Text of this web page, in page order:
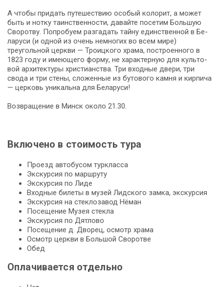
А что­бы придать путешествию осо­бый ко­ло­рит, а мо­жет
быть и нотку таинственности, давайте по­се­тим Большую
Своротву. Попробуем разгадать тай­ну единственной в Бе­
ла­ру­си (и одной из очень не­мно­гих во всем ми­ре)
треугольной церк­ви — Тро­иц­ко­го хра­ма, по­стро­ен­но­го в
1823 го­ду и имеющего фор­му, не характерную для куль­то­
вой ар­хи­тек­ту­ры хри­сти­ан­ства. Три входные двери, три
свода и три сте­ны, сложенные из бутового кам­ня и кирпича
— цер­ковь уникальна для Бе­ла­ру­си!
Возвращение в Минск около 21.30.
Включено в стоимость тура
Проезд автобусом туркласса
Экскурсия по маршруту
Экс­кур­сия по Ли­де
Вход­ные би­ле­ты в му­зей Лидского зам­ка, экскурсия
Экс­кур­сия на стеклозавод Нёман
По­се­ще­ние Музея стек­ла
Экс­кур­сия по Дятлово
По­се­ще­ние д. Дворец, осмотр хра­ма
Осмотр церк­ви в Большой Своротве
Обед
Оплачивается отдельно